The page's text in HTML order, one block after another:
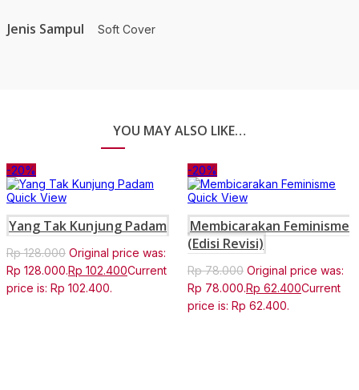
Jenis Sampul Soft Cover
YOU MAY ALSO LIKE…
-20%
Quick View
Yang Tak Kunjung Padam
Rp128.000 Original price was:
Rp 128.000.Rp 102.400Current
price is: Rp 102.400.
-20%
Quick View
Membicarakan Feminisme
(Edisi Revisi)
Rp78.000 Original price was:
Rp 78.000.Rp 62.400Current
price is: Rp 62.400.